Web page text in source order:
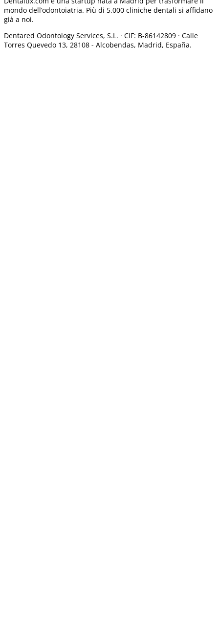
mondo dell’odontoiatria. Più di 5.000 cliniche dentali si affidano
già a noi.
Dentared Odontology Services, S.L. · CIF: B-86142809 · Calle
Torres Quevedo 13, 28108 - Alcobendas, Madrid, España.